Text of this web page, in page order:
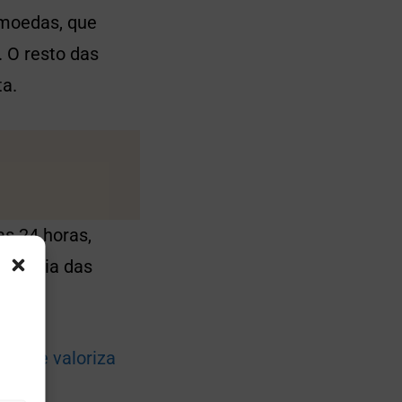
que
resto das
24 horas,
das
e valoriza